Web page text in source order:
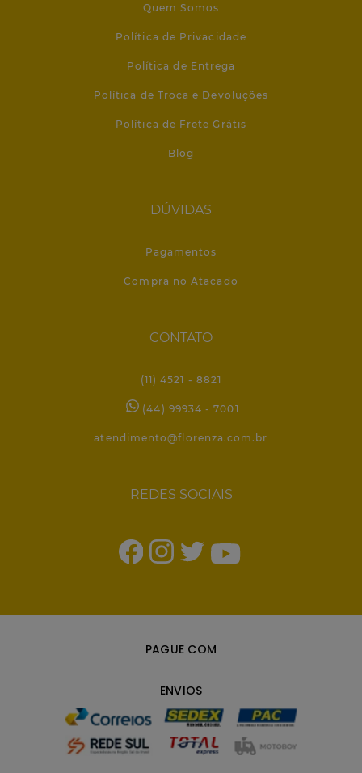
Quem Somos
Política de Privacidade
Política de Entrega
Política de Troca e Devoluções
Política de Frete Grátis
Blog
DÚVIDAS
Pagamentos
Compra no Atacado
CONTATO
(11) 4521 - 8821
(44) 99934 - 7001
atendimento@florenza.com.br
REDES SOCIAIS
PAGUE COM
ENVIOS